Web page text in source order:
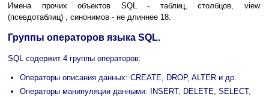
Имена прочих объектов SQL - таблиц, столбцов, view
(псевдотаблиц) , синонимов - не длиннее 18.
Группы операторов языка SQL.
SQL содержит 4 группы операторов:
Операторы описания данных: CREATE, DROP, ALTER и др.
Операторы манипуляции данными: INSERT, DELETE, SELECT,